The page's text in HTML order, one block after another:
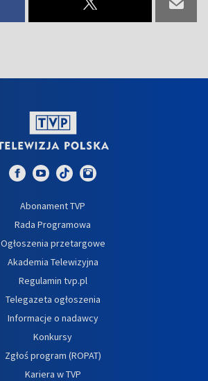
Abonament TVP
Rada Programowa
Ogłoszenia przetargowe
Akademia Telewizyjna
Regulamin tvp.pl
Telegazeta ogłoszenia
Informacje o nadawcy
Konkursy
Zgłoś program (ROPAT)
Kariera w TVP